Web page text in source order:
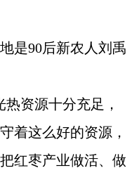
是90后新农人刘禹
资源十分充足，
着这么好的资源，
红枣产业做活、做